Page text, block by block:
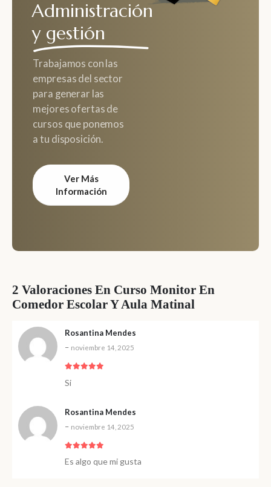
Administración
y gestión
Trabajamos con las
empresas del sector
para generar las
mejores ofertas de
cursos que ponemos
a tu disposición.
Ver Más
Información
2 Valoraciones En Curso Monitor En
Comedor Escolar Y Aula Matinal
Rosantina Mendes
– noviembre 14, 2025
Si
Rosantina Mendes
– noviembre 14, 2025
Es algo que mi gusta